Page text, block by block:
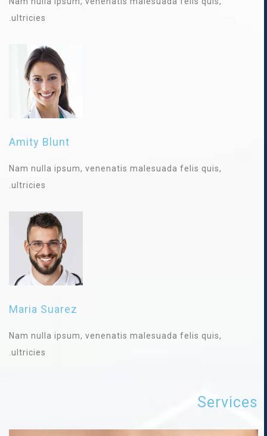
ultricies.
Amity Blunt
Nam nulla ipsum, venenatis malesuada felis quis,
ultricies.
Maria Suarez
Nam nulla ipsum, venenatis malesuada felis quis,
ultricies.
Services